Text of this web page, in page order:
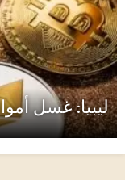
ليبيا: غسل